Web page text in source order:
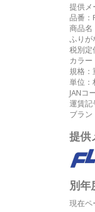
提供メ
品番：
商品
ふりが
税別定
カラー
規格
単位：
JANコ
運賃記
ブラン
提供
別年
現在ペ